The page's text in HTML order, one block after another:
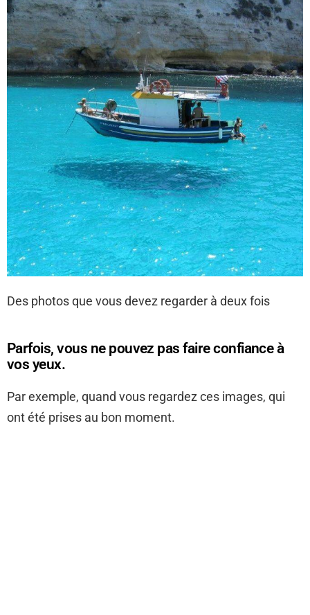
Des photos que vous devez regarder à deux fois
Parfois, vous ne pouvez pas faire confiance à
vos yeux.
Par exemple, quand vous regardez ces images, qui
ont été prises au bon moment.